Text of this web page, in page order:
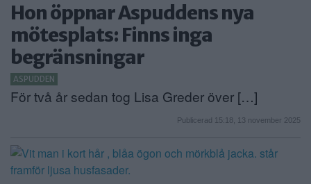
Hon öppnar Aspuddens nya
mötesplats: Finns inga
begränsningar
ASPUDDEN
För två år sedan tog Lisa Greder över […]
Publicerad 15:18, 13 november 2025